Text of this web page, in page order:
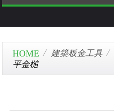
建築板金工具
平金槌